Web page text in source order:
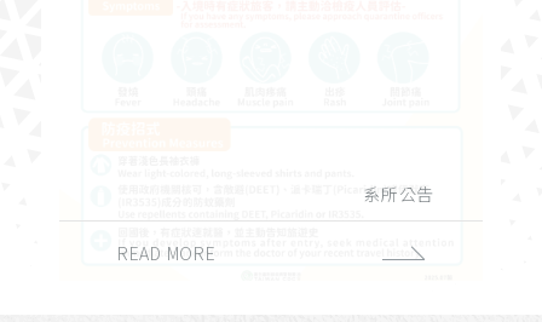
READ MORE
系所公告
READ MORE
課務公告
READ MORE
演講與學術活動
READ MORE
校外活動
READ MORE
校內活動
READ MORE
實習與徵才
READ MORE
獎學金公告
READ MORE
榮譽榜
READ MORE
招生公告